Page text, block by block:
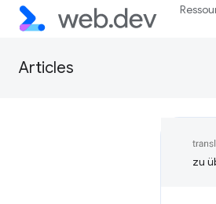
Articles
zu